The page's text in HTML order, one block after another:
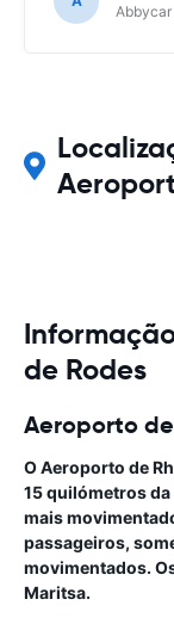
de Rodes
Aeroporto
O Aeroporto de
15 quilómetros da
mais
passageiros,
movimentados.
Maritsa.